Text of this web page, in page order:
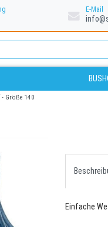
E-Mail
Größe 140
Einfache